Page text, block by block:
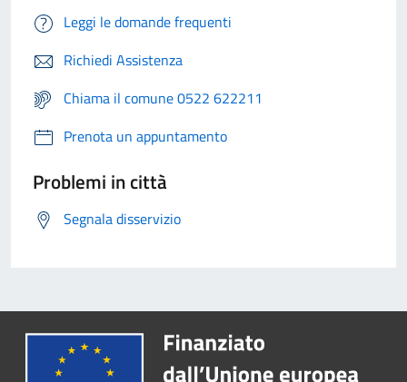
Leggi le domande frequenti
Richiedi Assistenza
Chiama il comune 0522 622211
Prenota un appuntamento
Problemi in città
Segnala disservizio